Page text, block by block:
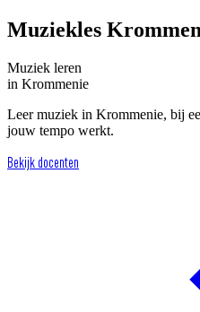
Muziekles
Muziek leren
in Krommenie
Leer muziek in Krommenie, bij
jouw tempo werkt.
Bekijk docenten